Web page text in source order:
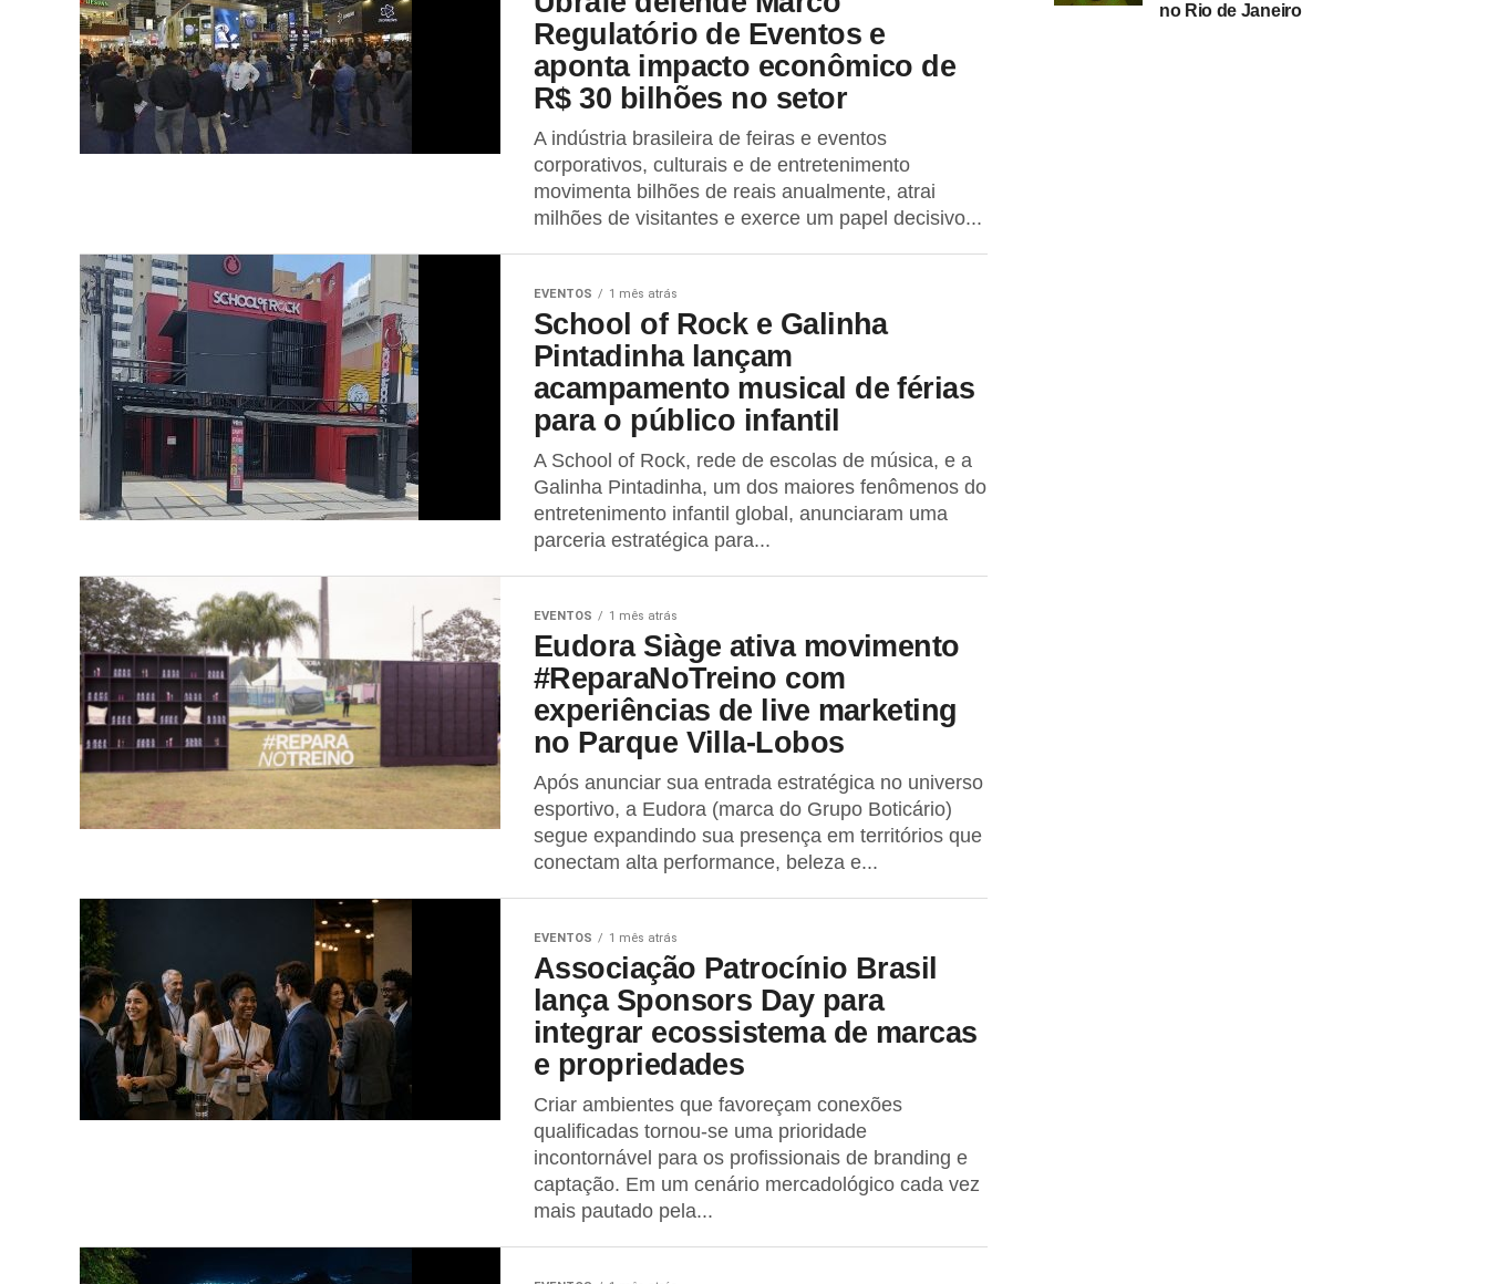
Regulatório de Eventos e
aponta impacto econômico de
R$ 30 bilhões no setor
A indústria brasileira de feiras e eventos
corporativos, culturais e de entretenimento
movimenta bilhões de reais anualmente, atrai
milhões de visitantes e exerce um papel decisivo...
EVENTOS 1 mês atrás
School of Rock e Galinha
Pintadinha lançam
acampamento musical de férias
para o público infantil
A School of Rock, rede de escolas de música, e a
Galinha Pintadinha, um dos maiores fenômenos do
entretenimento infantil global, anunciaram uma
parceria estratégica para...
EVENTOS 1 mês atrás
Eudora Siàge ativa movimento
#ReparaNoTreino com
experiências de live marketing
no Parque Villa-Lobos
Após anunciar sua entrada estratégica no universo
esportivo, a Eudora (marca do Grupo Boticário)
segue expandindo sua presença em territórios que
conectam alta performance, beleza e...
EVENTOS 1 mês atrás
Associação Patrocínio Brasil
lança Sponsors Day para
integrar ecossistema de marcas
e propriedades
Criar ambientes que favoreçam conexões
qualificadas tornou-se uma prioridade
incontornável para os profissionais de branding e
captação. Em um cenário mercadológico cada vez
mais pautado pela...
no Rio de Janeiro